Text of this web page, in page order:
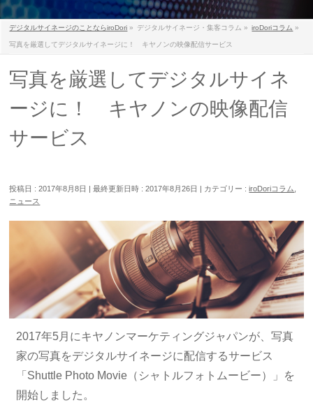
デジタルサイネージのことならiroDori » デジタルサイネージ・集客コラム » iroDoriコラム »
写真を厳選してデジタルサイネージに！ キヤノンの映像配信サービス
写真を厳選してデジタルサイネ
ージに！ キヤノンの映像配信
サービス
投稿日 : 2017年8月8日 最終更新日時 : 2017年8月26日 カテゴリー :iroDoriコラム
ニュース
2017年5月にキヤノンマーケティングジャパンが、写真
家の写真をデジタルサイネージに配信するサービス
「Shuttle Photo Movie（シャトルフォトムービー）」を
開始しました。